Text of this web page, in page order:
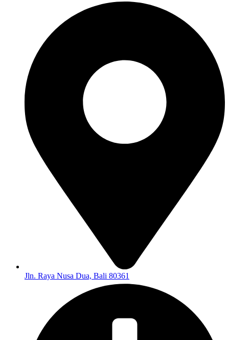
Jln. Raya Nusa Dua, Bali 80361